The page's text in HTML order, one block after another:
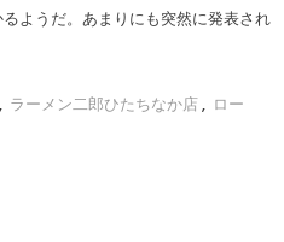
ようだ。あまりにも突然に発表され
, ラーメン二郎ひたちなか店, ロー